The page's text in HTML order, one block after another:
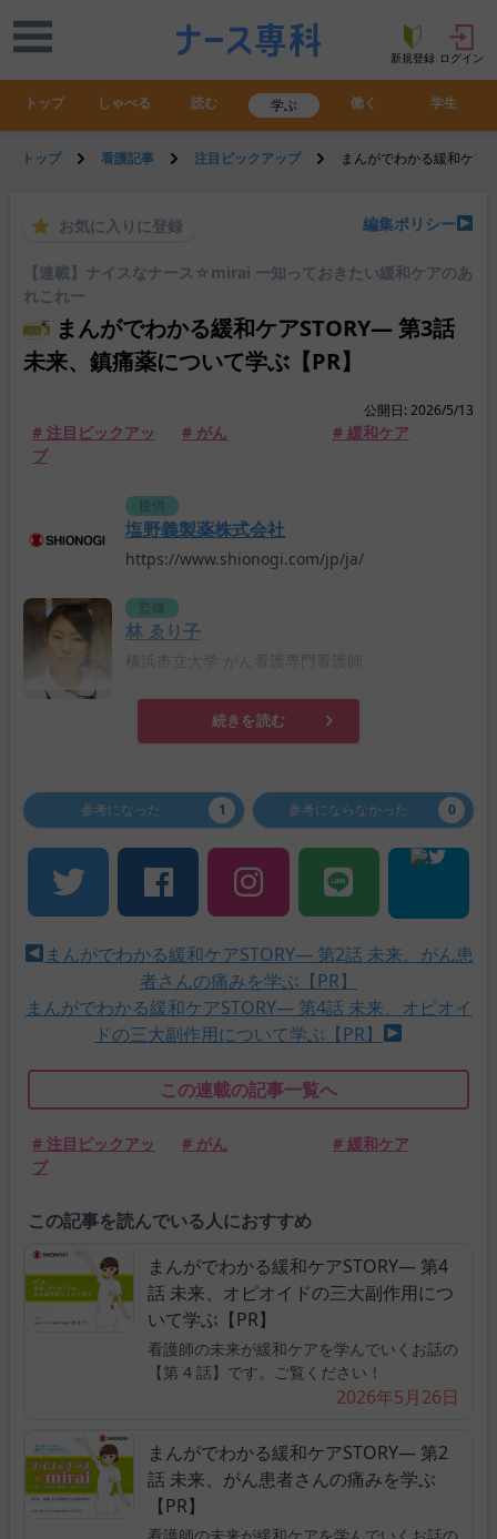
新規登録 ログイン
トップ しゃべる 読む 学ぶ 働く 学生
トップ 看護記事 注目ピックアップ まんがでわかる緩和ケア
お気に入りに登録 編集ポリシー
【連載】ナイスなナース☆mirai ー知っておきたい緩和ケアのあ
れこれー
まんがでわかる緩和ケアSTORY― 第3話
未来、鎮痛薬について学ぶ【PR】
公開日: 2026/5/13
# 注目ピックアッ
プ
# がん # 緩和ケア
提供
塩野義製薬株式会社
https://www.shionogi.com/jp/ja/
監修
林 ゑり子
横浜市立大学 がん看護専門看護師
続きを読む
参考になった 1 参考にならなかった 0
まんがでわかる緩和ケアSTORY― 第2話 未来、がん患
者さんの痛みを学ぶ【PR】
まんがでわかる緩和ケアSTORY― 第4話 未来、オピオイ
ドの三大副作用について学ぶ【PR】
この連載の記事一覧へ
# 注目ピックアッ
プ
# がん # 緩和ケア
この記事を読んでいる人におすすめ
まんがでわかる緩和ケアSTORY― 第4
話 未来、オピオイドの三大副作用につ
いて学ぶ【PR】
看護師の未来が緩和ケアを学んでいくお話の
【第 4 話】です。ご覧ください！
2026年5月26日
まんがでわかる緩和ケアSTORY― 第2
話 未来、がん患者さんの痛みを学ぶ
【PR】